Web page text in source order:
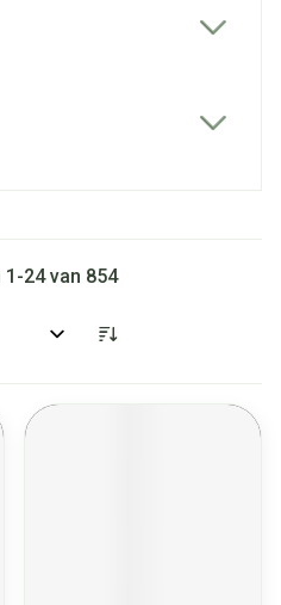
1 -24van 854